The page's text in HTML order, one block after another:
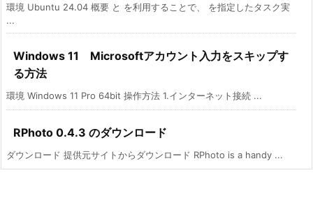
環境 Ubuntu 24.04 概要 と を利用することで、 を指定したタスク実
...
Windows 11 Microsoftアカウント入力をスキップす
る方法
環境 Windows 11 Pro 64bit 操作方法 1.インターネット接続 ...
RPhoto 0.4.3 のダウンロード
ダウンロード 提供元サイトからダウンロード RPhoto is a handy ...